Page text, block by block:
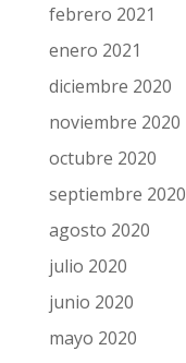
febrero 2021
enero 2021
diciembre 2020
noviembre 2020
octubre 2020
septiembre 2020
agosto 2020
julio 2020
junio 2020
mayo 2020